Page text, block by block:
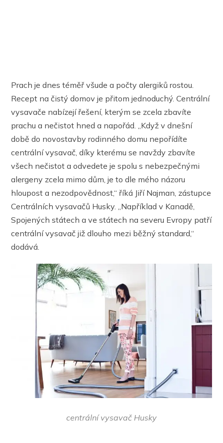
Prach je dnes téměř všude a počty alergiků rostou.
Recept na čistý domov je přitom jednoduchý. Centrální
vysavače nabízejí řešení, kterým se zcela zbavíte
prachu a nečistot hned a napořád. „Když v dnešní
době do novostavby rodinného domu nepořídíte
centrální vysavač, díky kterému se navždy zbavíte
všech nečistot a odvedete je spolu s nebezpečnými
alergeny zcela mimo dům, je to dle mého názoru
hloupost a nezodpovědnost,“ říká Jiří Najman, zástupce
Centrálních vysavačů Husky. „Například v Kanadě,
Spojených státech a ve státech na severu Evropy patří
centrální vysavač již dlouho mezi běžný standard,“
dodává.
centrální vysavač Husky